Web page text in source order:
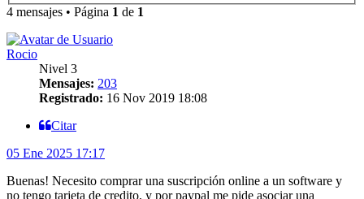
4 mensajes • Página 1 de 1
Rocio
Nivel 3
Mensajes: 203
Registrado: 16 Nov 2019 18:08
Citar
05 Ene 2025 17:17
Buenas! Necesito comprar una suscripción online a un software y
no tengo tarjeta de credito, y por paypal me pide asociar una